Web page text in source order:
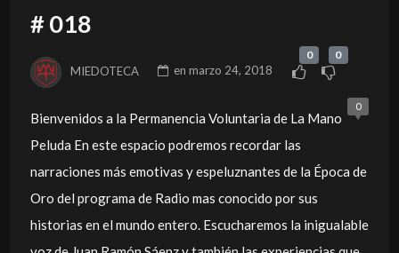
# 018
MIEDOTECA enmarzo 24, 2018
0 0
0
Bienvenidos a la Permanencia Voluntaria de La Mano
Peluda En este espacio podremos recordar las
narraciones más emotivas y espeluznantes de la Época de
Oro del programa de Radio mas conocido por sus
historias en el mundo entero. Escucharemos la inigualable